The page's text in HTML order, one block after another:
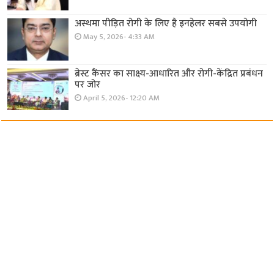
अस्थमा पीड़ित रोगी के लिए है इनहेलर सबसे उपयोगी
May 5, 2026- 4:33 AM
ब्रेस्ट कैंसर का साक्ष्य-आधारित और रोगी-केंद्रित प्रबंधन
पर जोर
April 5, 2026- 12:20 AM